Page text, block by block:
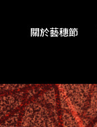
關於藝穗節